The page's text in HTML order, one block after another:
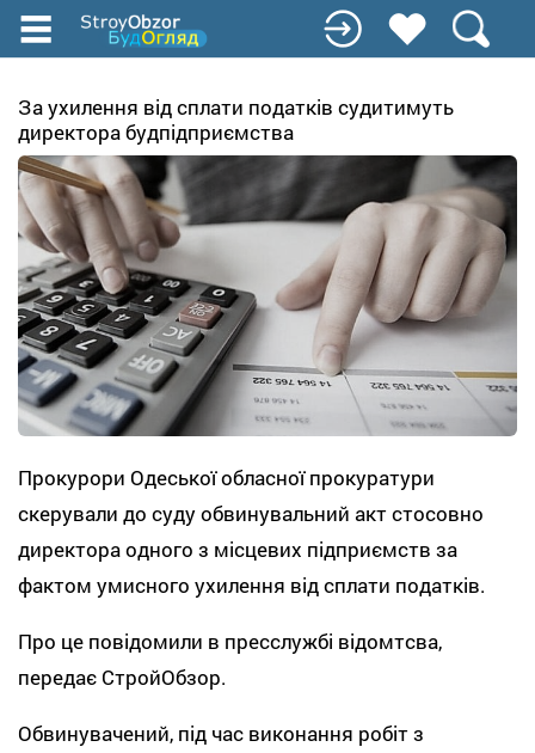
Перейти
до
вмісту
За ухилення від сплати податків судитимуть
директора будпідприємства
Прокурори Одеської обласної прокуратури
скерували до суду обвинувальний акт стосовно
директора одного з місцевих підприємств за
фактом умисного ухилення від сплати податків.
Про це повідомили в пресслужбі відомтсва,
передає СтройОбзор.
Обвинувачений, під час виконання робіт з